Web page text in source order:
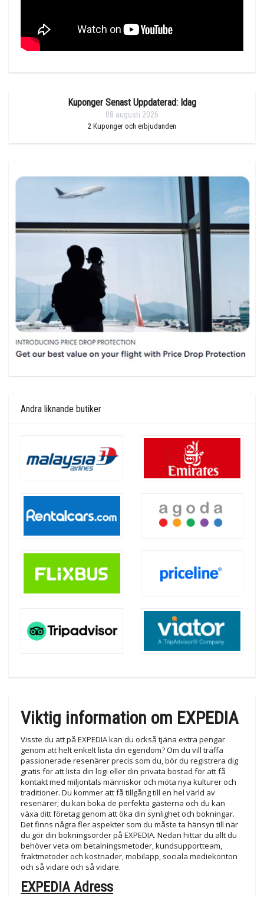
Kuponger Senast Uppdaterad: Idag
08 augusti 2026
2 Kuponger och erbjudanden
Andra liknande butiker
Viktig information om EXPEDIA
Visste du att på EXPEDIA kan du också tjäna extra pengar
genom att helt enkelt lista din egendom? Om du vill träffa
passionerade resenärer precis som du, bör du registrera dig
gratis för att lista din logi eller din privata bostad för att få
kontakt med miljontals människor och möta nya kulturer och
traditioner. Du kommer att få tillgång till en hel värld av
resenärer; du kan boka de perfekta gästerna och du kan
växa ditt företag genom att öka din synlighet och bokningar.
Det finns några fler aspekter som du måste ta hänsyn till när
du gör din bokningsorder på EXPEDIA. Nedan hittar du allt du
behöver veta om betalningsmetoder, kundsupportteam,
fraktmetoder och kostnader, mobilapp, sociala mediekonton
och så vidare och så vidare.
EXPEDIA Adress